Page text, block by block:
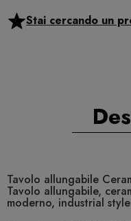
Stai cercando un
Tavolo allungabile
Tavolo allungabile,
moderno, industrial style